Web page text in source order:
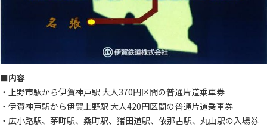
■内容
・上野市駅から伊賀神戸駅 大人370円区間の普通片道乗車券
・伊賀神戸駅から伊賀上野駅 大人420円区間の普通片道乗車券
・広小路駅、茅町駅、桑町駅、猪田道駅、依那古駅、丸山駅の入場券